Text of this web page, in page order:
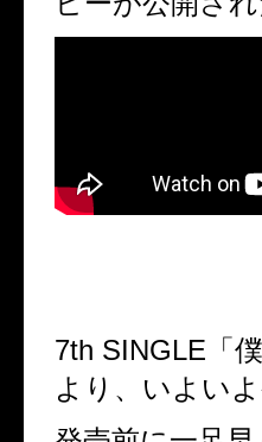
7th SINGLE「
より、いよいよ